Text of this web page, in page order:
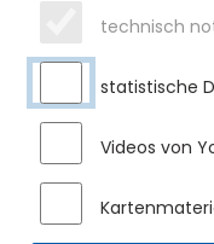
Bei der öffentlichen
Sulzberg am 25. Mai
behandelt:
Bauantrag /
Für folgenden
gemeindliche
Martinszeller Straße
technisch
statistische
Videos von